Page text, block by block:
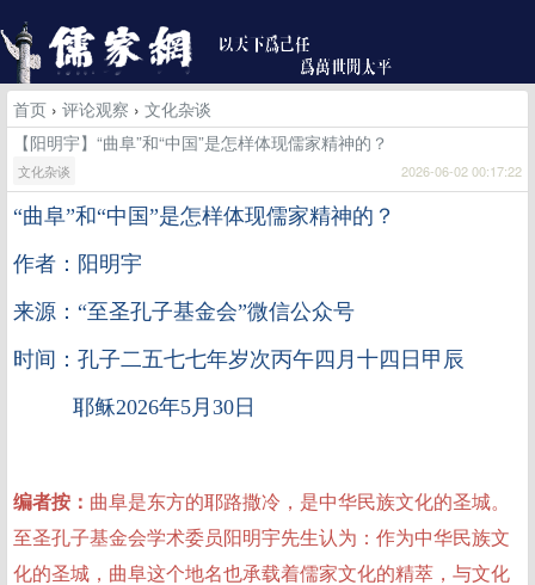
首页 › 评论观察 › 文化杂谈
【阳明宇】“曲阜”和“中国”是怎样体现儒家精神的？
文化杂谈 2026-06-02 00:17:22
“曲阜”和“中国”是怎样体现儒家精神的？
作者：阳明宇
来源：“至圣孔子基金会”微信公众号
时间：孔子二五七七年岁次丙午四月十四日甲辰
耶稣2026年5月30日
编者按： 曲阜是东方的耶路撒冷，是中华民族文化的圣城。
至圣孔子基金会学术委员阳明宇先生认为：作为中华民族文
化的圣城，曲阜这个地名也承载着儒家文化的精萃，与文化